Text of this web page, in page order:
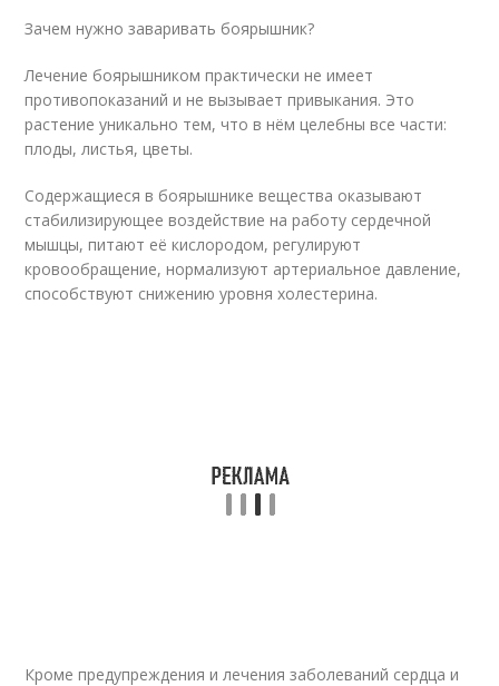
Зачем нужно заваривать боярышник?
Лечение боярышником практически не имеет
противопоказаний и не вызывает привыкания. Это
растение уникально тем, что в нём целебны все части:
плоды, листья, цветы.
Содержащиеся в боярышнике вещества оказывают
стабилизирующее воздействие на работу сердечной
мышцы, питают её кислородом, регулируют
кровообращение, нормализуют артериальное давление,
способствуют снижению уровня холестерина.
Кроме предупреждения и лечения заболеваний сердца и